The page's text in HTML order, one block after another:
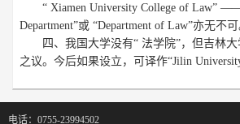
“ Xiamen University College of Law”
Department”或 “Department of Law”亦无不可
四、我国大学没有“ 法学院”，但吉林
之议。今后如果设立，可译作“Jilin
电话：0755-23994502